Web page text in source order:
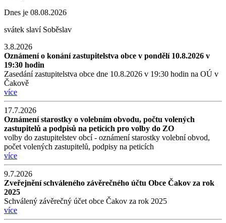
Dnes je 08.08.2026
svátek slavíSoběslav
3.8.2026
Oznámení o konání zastupitelstva obce v pondělí 10.8.2026 v
19:30 hodin
Zasedání zastupitelstva obce dne 10.8.2026 v 19:30 hodin na OÚ v
Čakově
více
17.7.2026
Oznámení starostky o volebním obvodu, počtu volených
zastupitelů a podpisů na peticích pro volby do ZO
volby do zastupitelstev obcí - oznámení starostky volební obvod,
počet volených zastupitelů, podpisy na peticích
více
9.7.2026
Zveřejnění schváleného závěrečného účtu Obce Čakov za rok
2025
Schválený závěrečný účet obce Čakov za rok 2025
více